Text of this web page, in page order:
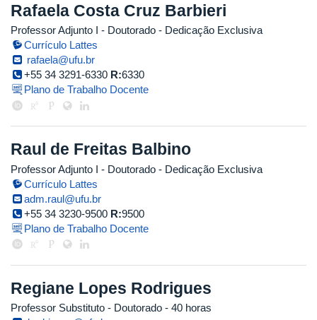
Rafaela Costa Cruz Barbieri
Professor Adjunto I - Doutorado - Dedicação Exclusiva
Currículo Lattes
rafaela@ufu.br
+55 34 3291-6330 R:6330
Plano de Trabalho Docente
Raul de Freitas Balbino
Professor Adjunto I - Doutorado - Dedicação Exclusiva
Currículo Lattes
adm.raul@ufu.br
+55 34 3230-9500 R:9500
Plano de Trabalho Docente
Regiane Lopes Rodrigues
Professor Substituto - Doutorado - 40 horas